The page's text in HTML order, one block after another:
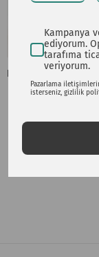
1,649.00TL
Kampanya
ediyorum.
tarafıma
veriyorum.
Pazarlama
isterseniz, gizlilik